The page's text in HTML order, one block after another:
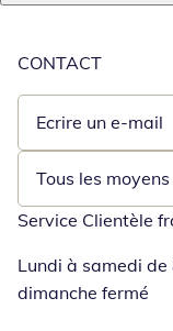
CONTACT
Ecrire un e-mail
Ouvre un client
Tous les
Service Clientèle
Lundi à samedi de
dimanche fermé